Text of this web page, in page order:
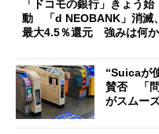
「ドコモの銀行」きょう始
動 「d NEOBANK」消滅、
最大4.5％還元 強みは何
“Suicaが
賛否 「問
がスムーズ